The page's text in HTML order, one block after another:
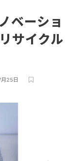
ベーショ
サイクル
25日